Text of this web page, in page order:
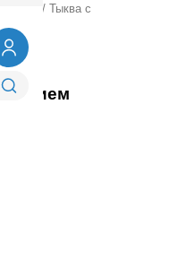
/ Тыква с